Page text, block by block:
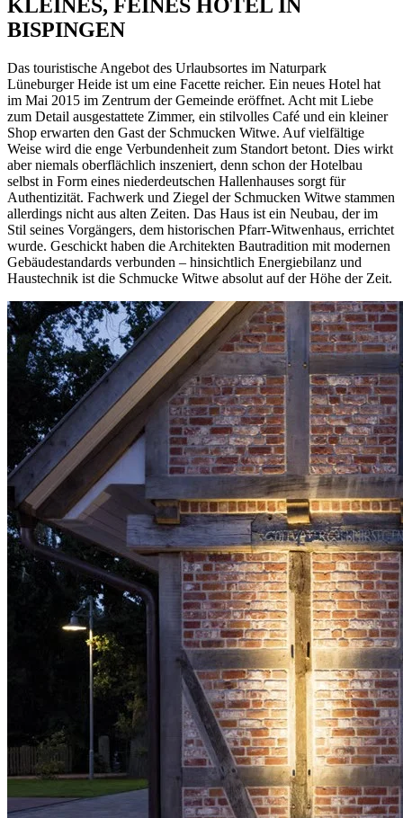
KLEINES, FEINES HOTEL IN
BISPINGEN
Das touristische Angebot des Urlaubsortes im Naturpark
Lüneburger Heide ist um eine Facette reicher. Ein neues Hotel hat
im Mai 2015 im Zentrum der Gemeinde eröffnet. Acht mit Liebe
zum Detail ausgestattete Zimmer, ein stilvolles Café und ein kleiner
Shop erwarten den Gast der Schmucken Witwe. Auf vielfältige
Weise wird die enge Verbundenheit zum Standort betont. Dies wirkt
aber niemals oberflächlich inszeniert, denn schon der Hotelbau
selbst in Form eines niederdeutschen Hallenhauses sorgt für
Authentizität. Fachwerk und Ziegel der Schmucken Witwe stammen
allerdings nicht aus alten Zeiten. Das Haus ist ein Neubau, der im
Stil seines Vorgängers, dem historischen Pfarr-Witwenhaus, errichtet
wurde. Geschickt haben die Architekten Bautradition mit modernen
Gebäudestandards verbunden – hinsichtlich Energiebilanz und
Haustechnik ist die Schmucke Witwe absolut auf der Höhe der Zeit.